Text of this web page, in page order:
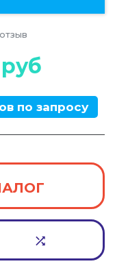
руб
по запросу